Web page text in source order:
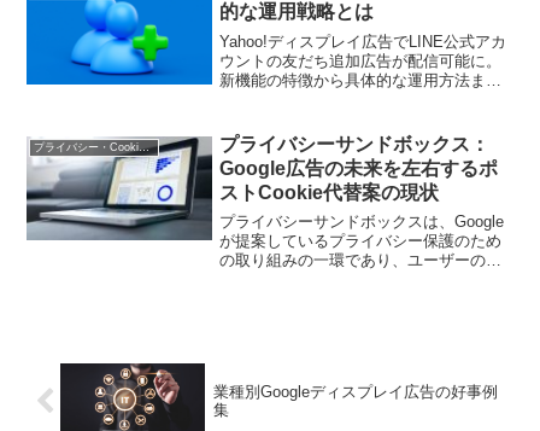
的な運用戦略とは
Yahoo!ディスプレイ広告でLINE公式アカ
ウントの友だち追加広告が配信可能に。
新機能の特徴から具体的な運用方法ま
プライバシー・Cookie規制
プライバシーサンドボックス：
Google広告の未来を左右するポ
ストCookie代替案の現状
プライバシーサンドボックスは、Google
が提案しているプライバシー保護のため
の取り組みの一環であり、ユーザーのプ
ります。最新の情報と展望を整理して、
広告主が今後のGoogle広告戦略を考える
業種別Googleディスプレイ広告の好事例
集